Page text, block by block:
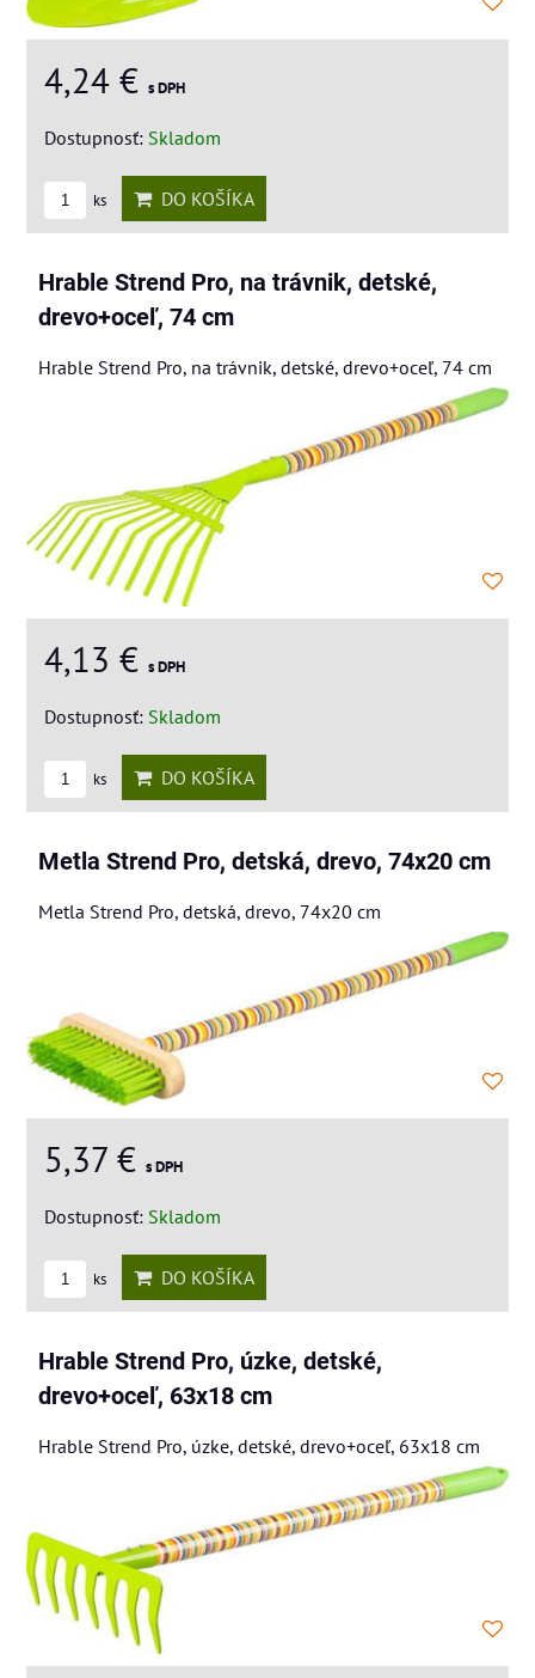
4,24 € s DPH
Dostupnosť: Skladom
ks DO KOŠÍKA
Hrable Strend Pro, na trávnik, detské,
drevo+oceľ, 74 cm
Hrable Strend Pro, na trávnik, detské, drevo+oceľ, 74 cm
4,13 € s DPH
Dostupnosť: Skladom
ks DO KOŠÍKA
Metla Strend Pro, detská, drevo, 74x20 cm
Metla Strend Pro, detská, drevo, 74x20 cm
5,37 € s DPH
Dostupnosť: Skladom
ks DO KOŠÍKA
Hrable Strend Pro, úzke, detské,
drevo+oceľ, 63x18 cm
Hrable Strend Pro, úzke, detské, drevo+oceľ, 63x18 cm